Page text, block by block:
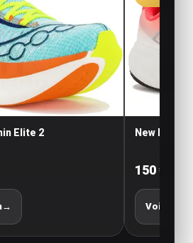
Elite 2
→
New
150 €
Voir le